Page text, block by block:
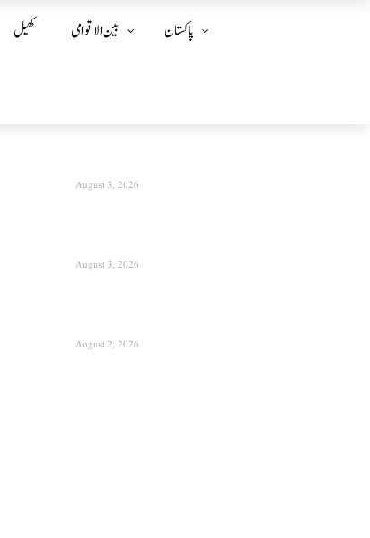
کھیل بین الا قوامی پاکستان
August 3, 2026
August 3, 2026
August 2, 2026